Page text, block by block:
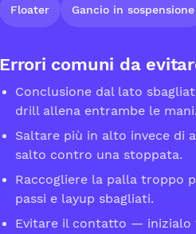
Floater Gancio in sospensione
Errori comuni da
Conclusione dal lato
drill allena entrambe le mani.
Saltare più in alto invece di
salto contro una stoppata.
Raccogliere la palla troppo
passi e layup sbagliati.
Evitare il contatto — inizialo